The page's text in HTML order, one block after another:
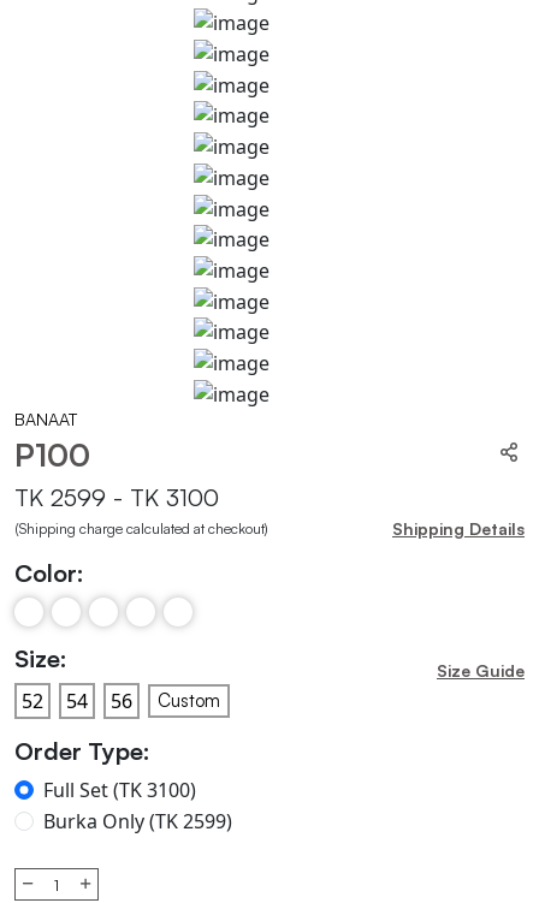
BANAAT
P100
TK 2599 - TK 3100
(Shipping charge calculated at checkout) Shipping Details
Color:
Size: Size Guide
Custom
Order Type:
Full Set (TK 3100)
Burka Only (TK 2599)